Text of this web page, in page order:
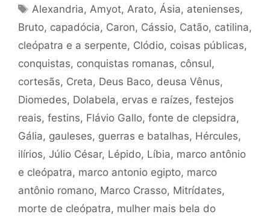
Tags
Alexandria,Amyot,Arato,Ásia, atenienses,
Bruto, capadócia, Caron, Cássio, Catão, catilina,
cleópatra e a serpente, Clódio, coisas públicas,
conquistas, conquistas romanas, cônsul,
cortesãs, Creta, Deus Baco, deusa Vênus,
Diomedes, Dolabela, ervas e raízes, festejos
reais, festins, Flávio Gallo, fonte de clepsidra,
Gália, gauleses, guerras e batalhas, Hércules,
ilírios, Júlio César, Lépido, Líbia, marco antônio
e cleópatra, marco antonio egipto, marco
antônio romano, Marco Crasso, Mitrídates,
morte de cleópatra, mulher mais bela do